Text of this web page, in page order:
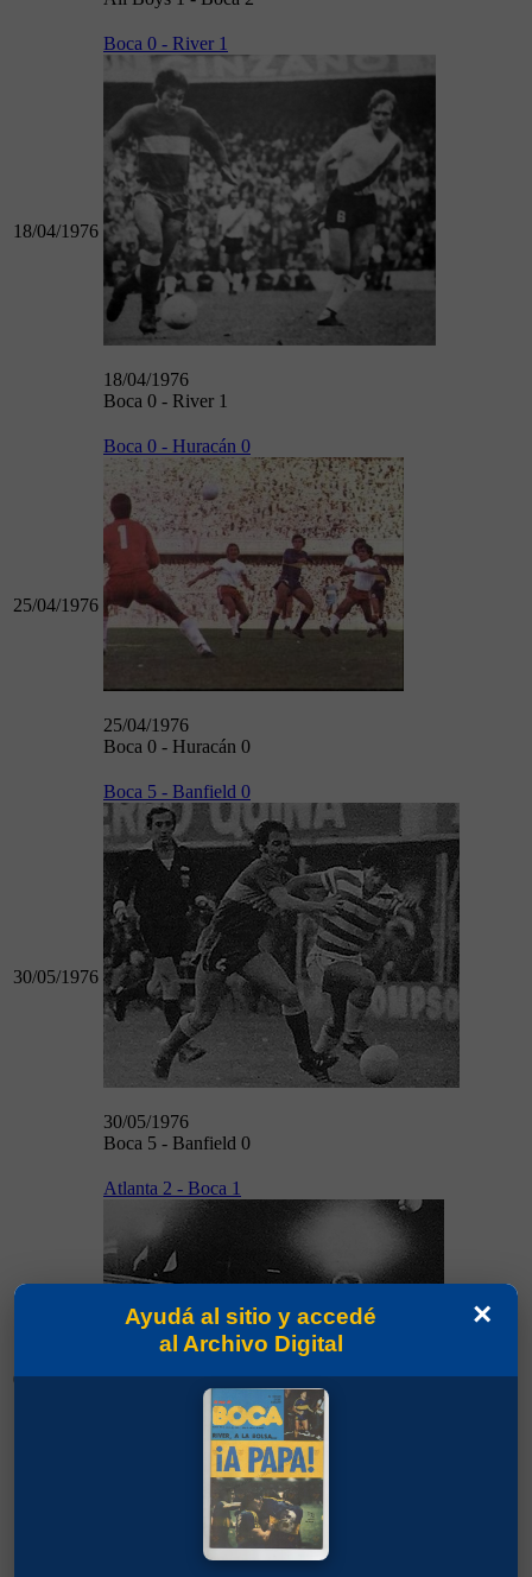
18/04/1976
Boca 0 - River 1
18/04/1976
Boca 0 - River 1
25/04/1976
Boca 0 - Huracán 0
25/04/1976
Boca 0 - Huracán 0
30/05/1976
Boca 5 - Banfield 0
30/05/1976
Boca 5 - Banfield 0
02/06/1976
Atlanta 2 - Boca 1
Atlanta 2 - Boca 1
×
Ayudá al sitio y accedé
al Archivo Digital